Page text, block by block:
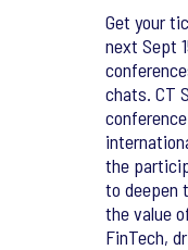
Get your
next Sept
chats. CT
the
to deepen
the value
FinTech,